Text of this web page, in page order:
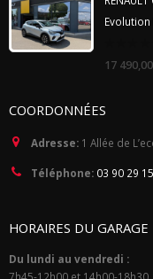
Evolution
out
17 490,00
COORDONNÉES
Adresse: 1 Allée de
Téléphone: 03 90 29
HORAIRES DU GARAGE
Du lundi au vendredi :
7h45-12h00 et 14h00-18h30